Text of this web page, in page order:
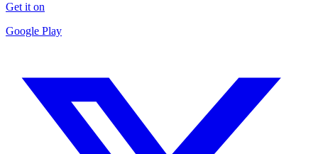
Get it on
Google Play